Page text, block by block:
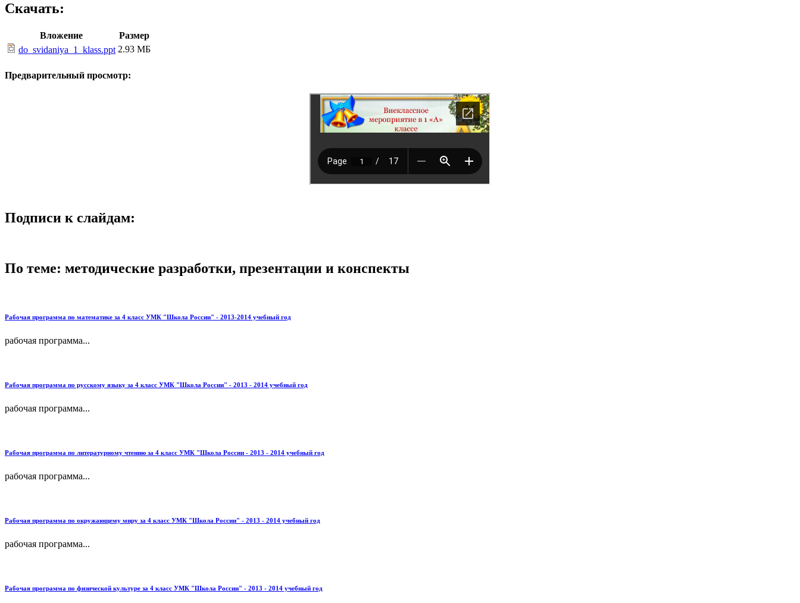
Скачать:
Вложение
Размер
do_svidaniya_1_klass.ppt 2.93 МБ
Предварительный просмотр:
Подписи к слайдам:
По теме: методические разработки, презентации и конспекты
Рабочая программа по математике за 4 класс УМК "Школа России" - 2013-2014 учебный год
рабочая программа...
Рабочая программа по русскому языку за 4 класс УМК "Школа России" - 2013 - 2014 учебный год
рабочая программа...
Рабочая программа по литературному чтению за 4 класс УМК "Школа России - 2013 - 2014 учебный год
рабочая программа...
Рабочая программа по окружающему миру за 4 класс УМК "Школа России" - 2013 - 2014 учебный год
рабочая программа...
Рабочая программа по физической культуре за 4 класс УМК "Школа России" - 2013 - 2014 учебный год